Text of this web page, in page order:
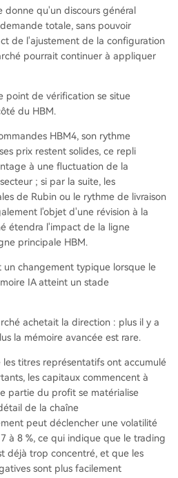
donne qu'un discours général
totale, sans pouvoir
de l'ajustement de la configuration
pourrait continuer à appliquer
point de vérification se situe
du HBM.
HBM4, son rythme
prix restent solides, ce repli
à une fluctuation de la
; si par la suite, les
de Rubin ou le rythme de livraison
l'objet d'une révision à la
étendra l'impact de la ligne
principale HBM.
un changement typique lorsque le
IA atteint un stade
achetait la direction : plus il y a
la mémoire avancée est rare.
titres représentatifs ont accumulé
les capitaux commencent à
partie du profit se matérialise
de la chaîne
peut déclencher une volatilité
à 8 %, ce qui indique que le trading
déjà trop concentré, et que les
sont plus facilement